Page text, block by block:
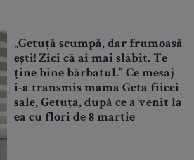
„Getuță scumpă, dar frumoasă
ești! Zici că ai mai slăbit. Te
ține bine bărbatul.” Ce mesaj
i-a transmis mama Geta fiicei
sale, Getuța, după ce a venit la
ea cu flori de 8 martie